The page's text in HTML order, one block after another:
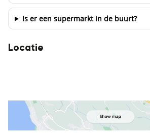
Is er een supermarkt in de buurt?
Locatie